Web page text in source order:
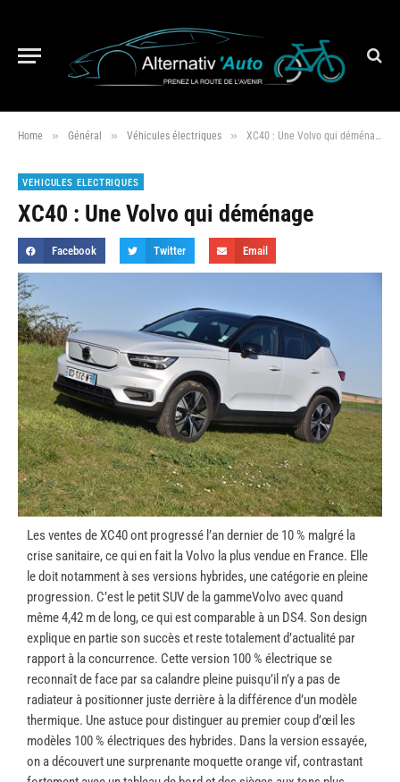
Home » Général » Véhicules électriques » XC40 : Une Volvo qui déménage
VEHICULES ELECTRIQUES
XC40 : Une Volvo qui déménage
Facebook Twitter Email
Les ventes de XC40 ont progressé l’an dernier de 10 % malgré la
crise sanitaire, ce qui en fait la Volvo la plus vendue en France. Elle
le doit notamment à ses versions hybrides, une catégorie en pleine
progression. C’est le petit SUV de la gammeVolvo avec quand
même 4,42 m de long, ce qui est comparable à un DS4. Son design
explique en partie son succès et reste totalement d’actualité par
rapport à la concurrence. Cette version 100 % électrique se
reconnaît de face par sa calandre pleine puisqu’il n’y a pas de
radiateur à positionner juste derrière à la différence d’un modèle
thermique. Une astuce pour distinguer au premier coup d’œil les
modèles 100 % électriques des hybrides. Dans la version essayée,
on a découvert une surprenante moquette orange vif, contrastant